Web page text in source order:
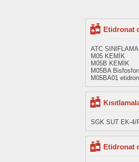
Etidronat
ATC
M05 KEMİK
M05B KEMİK
M05BA
M05BA01
SGK SUT EK-4/
Etidronat